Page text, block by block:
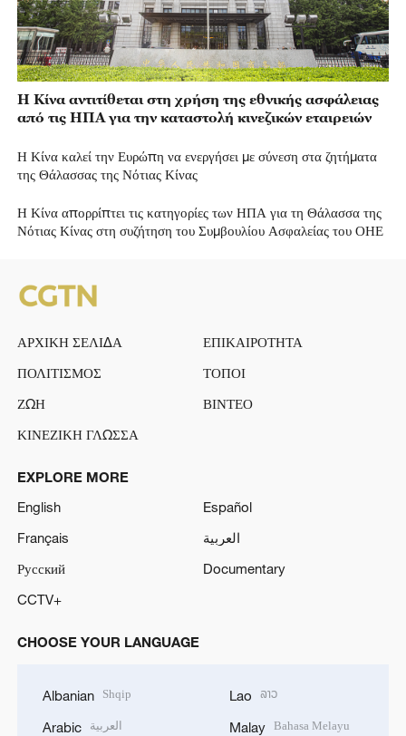
Η Κίνα αντιτίθεται στη χρήση της εθνικής ασφάλειας
από τις ΗΠΑ για την καταστολή κινεζικών εταιρειών
Η Κίνα καλεί την Ευρώπη να ενεργήσει με σύνεση στα ζητήματα
της Θάλασσας της Νότιας Κίνας
Η Κίνα απορρίπτει τις κατηγορίες των ΗΠΑ για τη Θάλασσα της
Νότιας Κίνας στη συζήτηση του Συμβουλίου Ασφαλείας του ΟΗΕ
ΑΡΧΙΚΗ ΣΕΛΙΔΑ
ΕΠΙΚΑΙΡΟΤΗΤΑ
ΠΟΛΙΤΙΣΜΟΣ
ΤΟΠΟΙ
ΖΩΗ
ΒΙΝΤΕΟ
ΚΙΝΕΖΙΚΗ ΓΛΩΣΣΑ
EXPLORE MORE
English
Español
Français
العربية
Русский
Documentary
CCTV+
CHOOSE YOUR LANGUAGE
Albanian Shqip
Arabic العربية
Lao ລາວ
Malay Bahasa Melayu